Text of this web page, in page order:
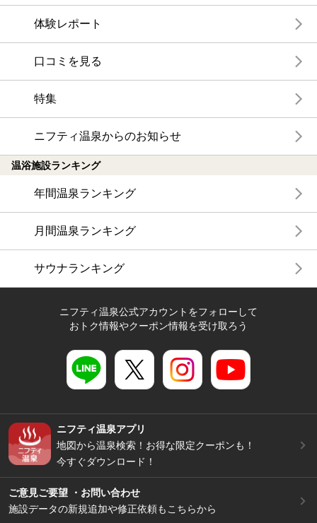
体験レポート
口コミを見る
特集
ニフティ温泉からのお知らせ
温浴施設ランキング
年間温泉ランキング
月間温泉ランキング
サウナランキング
ニフティ温泉公式アカウントをフォローして
おトク情報やクーポン情報を受け取ろう
ニフティ温泉アプリ
地図から温泉検索！お得な限定クーポンも！
今すぐダウンロード！
ご意見ご要望 ・お問い合わせ
施設データの新規追加や修正依頼もこちらから